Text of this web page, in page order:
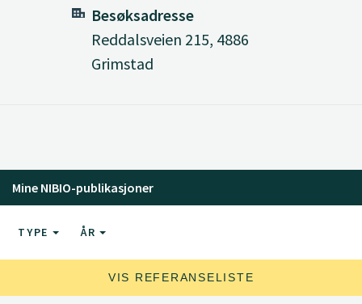
Besøksadresse
Reddalsveien 215, 4886
Grimstad
Mine NIBIO-publikasjoner
TYPE ÅR
VIS REFERANSELISTE